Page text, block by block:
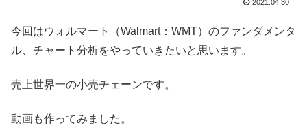
2021.04.30
今回はウォルマート（Walmart：WMT）のファンダメンタ
ル、チャート分析をやっていきたいと思います。
売上世界一の小売チェーンです。
動画も作ってみました。